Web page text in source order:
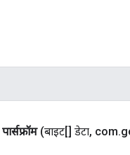
पार्सफ्रॉम (बाइट[] डेटा, com.